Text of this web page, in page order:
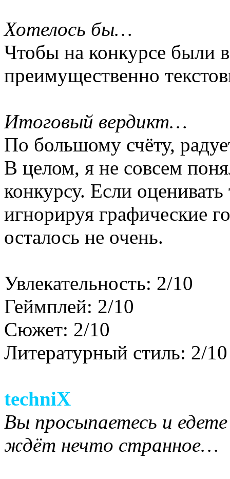
Хотелось бы…
Чтобы на конкурсе были
преимущественно
Итоговый вердикт…
По большому счёту,
В целом, я не совсем
конкурсу. Если
игнорируя графические
осталось не очень.
Увлекательность: 2/10
Геймплей: 2/10
Сюжет: 2/10
Литературный стиль: 2/10
techniX
Вы просыпаетесь и
ждёт нечто странное…